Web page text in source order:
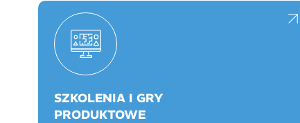
SZKOLENIA I GRY
PRODUKTOWE